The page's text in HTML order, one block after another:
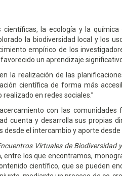
la ecología y la
la biodiversidad local y los
empírico de los
un aprendizaje
la realización de las
científica de forma más
en redes sociales.”
con las
cuenta y desarrolla sus propias
el intercambio y aporte desde
Virtuales de Biodiversidad
los que encontramos,
científico, que se pueden